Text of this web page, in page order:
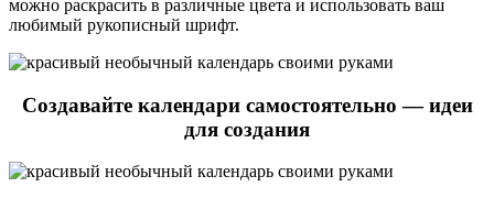
можно раскрасить в различные цвета и использовать ваш
любимый рукописный шрифт.
Создавайте календари самостоятельно — идеи
для создания